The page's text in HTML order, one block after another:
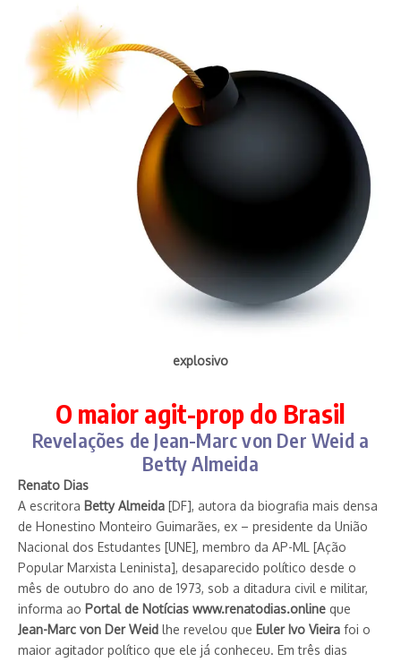
explosivo
O maior agit-prop do Brasil
Revelações de Jean-Marc von Der Weid a
Betty Almeida
Renato Dias
A escritora Betty Almeida [DF], autora da biografia mais densa
de Honestino Monteiro Guimarães, ex – presidente da União
Nacional dos Estudantes [UNE], membro da AP-ML [Ação
Popular Marxista Leninista], desaparecido político desde o
mês de outubro do ano de 1973, sob a ditadura civil e militar,
informa ao Portal de Notícias www.renatodias.online que
Jean-Marc von Der Weid lhe revelou que Euler Ivo Vieira foi o
maior agitador político que ele já conheceu. Em três dias